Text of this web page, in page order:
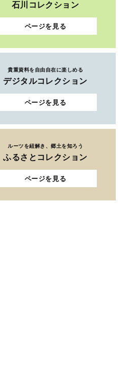
石川コレクション
ページを見る
貴重資料を自由自在に楽しめる
デジタルコレクション
ページを見る
ルーツを紐解き、郷土を知ろう
ふるさとコレクション
ページを見る